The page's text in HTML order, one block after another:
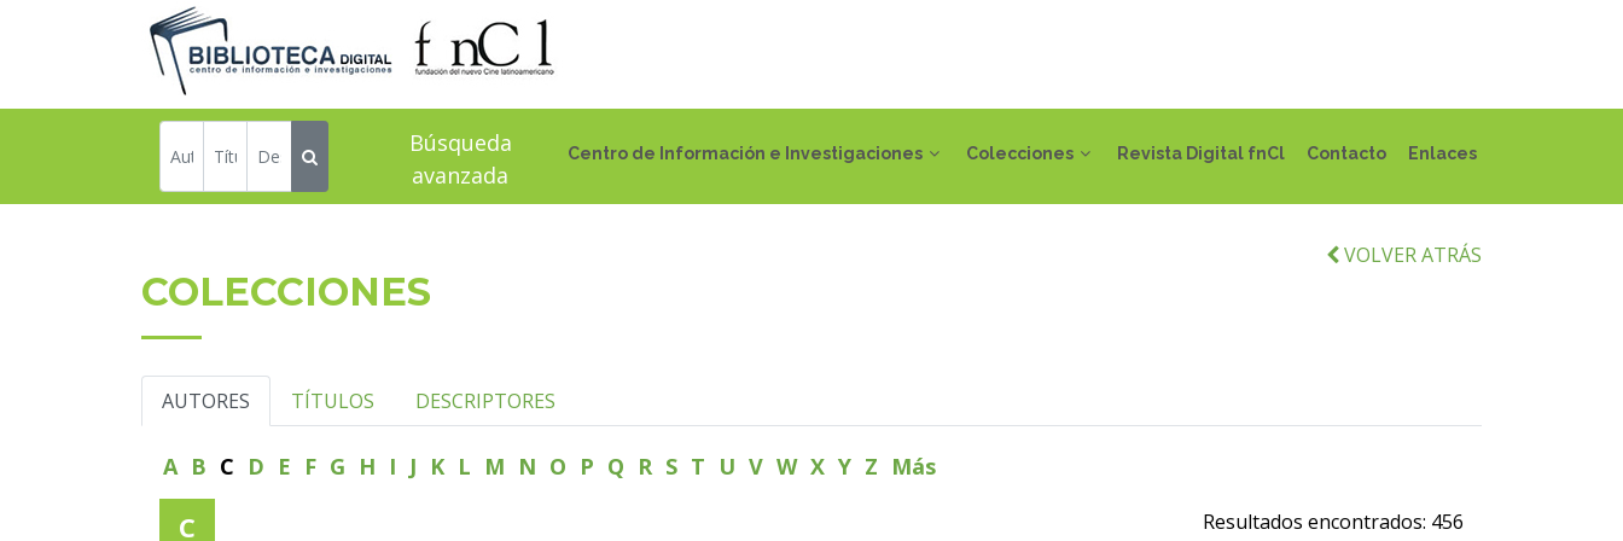
Centro de Información e Investigaciones Colecciones Revista Digital fnCl Contacto Enlaces
Búsqueda
avanzada
VOLVER ATRÁS
COLECCIONES
AUTORES TÍTULOS DESCRIPTORES
A B C D E F G H I J K L M N O P Q R S T U V W X Y Z Más
C Resultados encontrados: 456